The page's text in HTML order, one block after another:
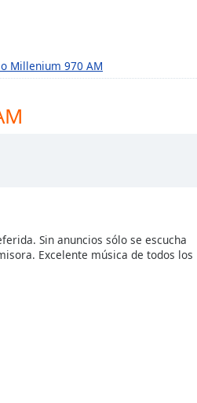
Millenium 970 AM
Sin anuncios sólo se escucha
Excelente música de todos los